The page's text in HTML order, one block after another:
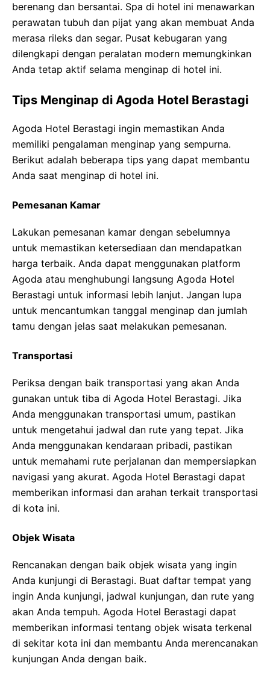
berenang dan bersantai. Spa di hotel ini menawarkan
perawatan tubuh dan pijat yang akan membuat Anda
merasa rileks dan segar. Pusat kebugaran yang
dilengkapi dengan peralatan modern memungkinkan
Anda tetap aktif selama menginap di hotel ini.
Tips Menginap di Agoda Hotel Berastagi
Agoda Hotel Berastagi ingin memastikan Anda
memiliki pengalaman menginap yang sempurna.
Berikut adalah beberapa tips yang dapat membantu
Anda saat menginap di hotel ini.
Pemesanan Kamar
Lakukan pemesanan kamar dengan sebelumnya
untuk memastikan ketersediaan dan mendapatkan
harga terbaik. Anda dapat menggunakan platform
Agoda atau menghubungi langsung Agoda Hotel
Berastagi untuk informasi lebih lanjut. Jangan lupa
untuk mencantumkan tanggal menginap dan jumlah
tamu dengan jelas saat melakukan pemesanan.
Transportasi
Periksa dengan baik transportasi yang akan Anda
gunakan untuk tiba di Agoda Hotel Berastagi. Jika
Anda menggunakan transportasi umum, pastikan
untuk mengetahui jadwal dan rute yang tepat. Jika
Anda menggunakan kendaraan pribadi, pastikan
untuk memahami rute perjalanan dan mempersiapkan
navigasi yang akurat. Agoda Hotel Berastagi dapat
memberikan informasi dan arahan terkait transportasi
di kota ini.
Objek Wisata
Rencanakan dengan baik objek wisata yang ingin
Anda kunjungi di Berastagi. Buat daftar tempat yang
ingin Anda kunjungi, jadwal kunjungan, dan rute yang
akan Anda tempuh. Agoda Hotel Berastagi dapat
memberikan informasi tentang objek wisata terkenal
di sekitar kota ini dan membantu Anda merencanakan
kunjungan Anda dengan baik.